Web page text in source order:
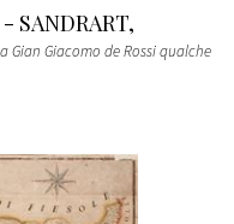
SANDRART,
Gian Giacomo de Rossi qualche